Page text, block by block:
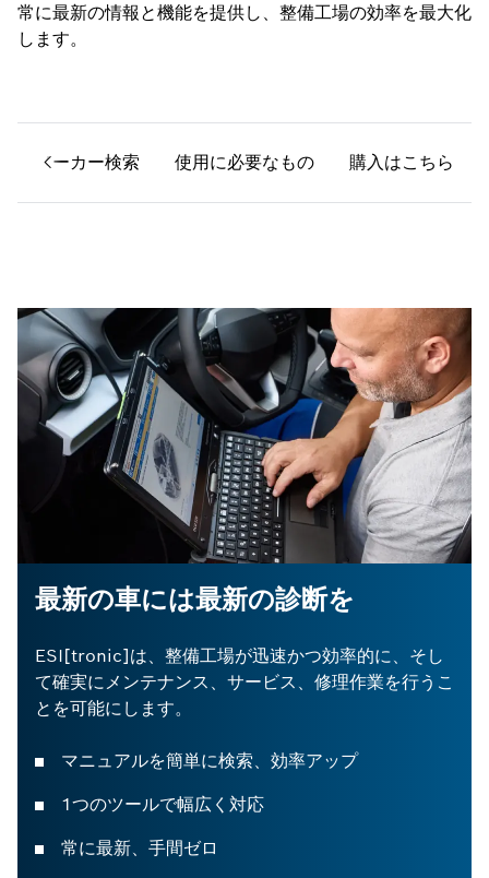
常に最新の情報と機能を提供し、整備工場の効率を最大化
します。
対応メーカー検索 使用に必要なもの 購入はこちら
最新の車には最新の診断を
ESI[tronic]は、整備工場が迅速かつ効率的に、そし
て確実にメンテナンス、サービス、修理作業を行うこ
とを可能にします。
マニュアルを簡単に検索、効率アップ
1つのツールで幅広く対応
常に最新、手間ゼロ